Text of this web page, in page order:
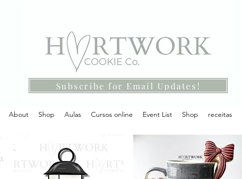
Subscribe for Email Updates!
About Shop Aulas Cursos online Event List Shop receitas